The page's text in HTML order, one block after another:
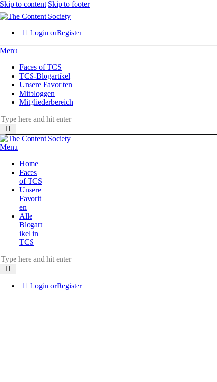
Skip to content Skip to footer
Login orRegister
Menu
Faces of TCS
TCS-Blogartikel
Unsere Favoriten
Mitbloggen
Mitgliederbereich
Menu
Home
Faces
of TCS
Unsere
Favorit
en
Alle
Blogart
ikel in
TCS
Login orRegister